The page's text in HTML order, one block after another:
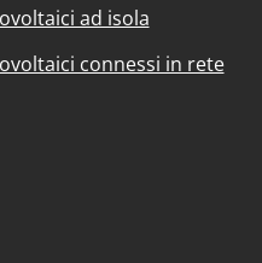
ad isola
connessi in rete